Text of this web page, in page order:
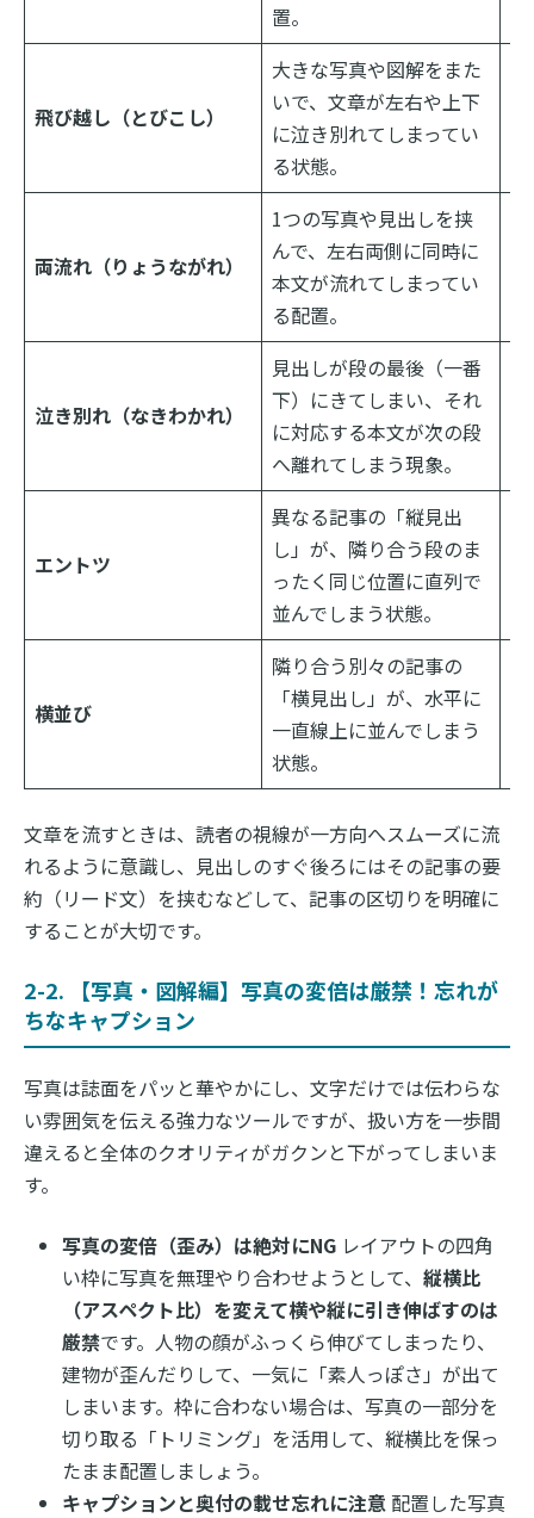
置。
飛び越し（とびこし）
大きな写真や図解をまた
いで、文章が左右や上下
に泣き別れてしまってい
る状態。
両流れ（りょうながれ）
1つの写真や見出しを挟
んで、左右両側に同時に
本文が流れてしまってい
る配置。
泣き別れ（なきわかれ）
見出しが段の最後（一番
下）にきてしまい、それ
に対応する本文が次の段
へ離れてしまう現象。
エントツ
異なる記事の「縦見出
し」が、隣り合う段のま
ったく同じ位置に直列で
並んでしまう状態。
横並び
隣り合う別々の記事の
「横見出し」が、水平に
一直線上に並んでしまう
状態。
文章を流すときは、読者の視線が一方向へスムーズに流
れるように意識し、見出しのすぐ後ろにはその記事の要
約（リード文）を挟むなどして、記事の区切りを明確に
することが大切です。
2-2. 【写真・図解編】写真の変倍は厳禁！忘れが
ちなキャプション
写真は誌面をパッと華やかにし、文字だけでは伝わらな
い雰囲気を伝える強力なツールですが、扱い方を一歩間
違えると全体のクオリティがガクンと下がってしまいま
す。
写真の変倍（歪み）は絶対にNG レイアウトの四角
い枠に写真を無理やり合わせようとして、 縦横比
（アスペクト比）を変えて横や縦に引き伸ばすのは
厳禁です。人物の顔がふっくら伸びてしまったり、
建物が歪んだりして、一気に「素人っぽさ」が出て
しまいます。枠に合わない場合は、写真の一部分を
切り取る「トリミング」を活用して、縦横比を保っ
たまま配置しましょう。
キャプションと奥付の載せ忘れに注意 配置した写真